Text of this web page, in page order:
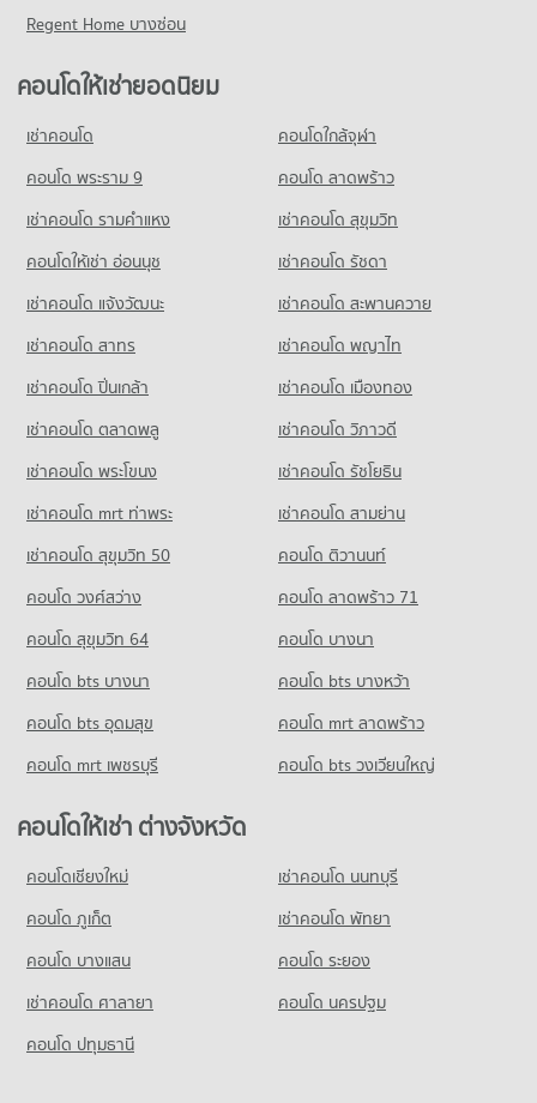
มีคอนโดให้เช่า 17,076 ประกาศ
ขายคอนโด วิทยาลัยพยาบาลเซนต์หลุยส์
มีคอนโดขาย 8,257 ประกาศ
คอนโด รร.นานาชาติโชรส์เบอรี่
มีคอนโดให้เช่า 8,780 ประกาศ
ขายคอนโด รร.นานาชาติโชรส์เบอรี่
มีคอนโดขาย 4,190 ประกาศ
401 โครงการ
คอนโดให้เช่า รร.กรุงเทพคริสเตียนวิทยาลัย
มีคอนโดขาย 8,248 ประกาศ
คอนโด รร.อัสสัมชัญพณิชยการ
402 โครงการ
คอนโดให้เช่า รร.อัสสัมชัญพณิชยการ
มีคอนโดให้เช่า 15,991 ประกาศ
ขายคอนโด รร.อัสสัมชัญพณิชยการ
คอนโด รร.พณิชยการสีลม
คอนโดให้เช่า รร.พณิชยการสีลม
มีคอนโดให้เช่า 17,512 ประกาศ
ขายคอนโด รร.พณิชยการสีลม
คอนโด รร.เซนต์เทเรซ่า
คอนโดให้เช่า รร.เซนต์เทเรซ่า
มีคอนโดให้เช่า 18,033 ประกาศ
คอนโด เซ็นทรัล สีลม
คอนโดให้เช่า เซ็นทรัล สีลม
มีคอนโดให้เช่า 11,702 ประกาศ
มีคอนโดขาย 5,416 ประกาศ
คอนโด เทสโก้โลตัส พระราม 3
754 โครงการ
คอนโดให้เช่า เทสโก้โลตัส พระราม 3
มีคอนโดให้เช่า 40,284 ประกาศ
ขายคอนโด เทสโก้โลตัส พระราม 3
มีคอนโดขาย 17,216 ประกาศ
คอนโด เทสโก้โลตัส บางปะกอก
คอนโดให้เช่า เทสโก้โลตัส บางปะกอก
มีคอนโดให้เช่า 10,928 ประกาศ
ขายคอนโด เทสโก้โลตัส บางปะกอก
มีคอนโดขาย 5,238 ประกาศ
236 โครงการ
คอนโดให้เช่า บิ๊กซี ราษฎร์บูรณะ
ขายคอนโด บิ๊กซี ราษฎร์บูรณะ
มีคอนโดขาย 2,398 ประกาศ
คอนโด บิ๊กซี ดาวคะนอง
423 โครงการ
คอนโดให้เช่า บิ๊กซี ดาวคะนอง
ขายคอนโด บิ๊กซี ดาวคะนอง
มีคอนโดขาย 6,137 ประกาศ
ขายคอนโด ถนนเจริญกรุง
มีคอนโดขาย 2,391 ประกาศ
คอนโด ถนนสาทรเหนือ
มีคอนโดให้เช่า 20,417 ประกาศ
ขายคอนโด ถนนสาทรเหนือ
มีคอนโดขาย 9,707 ประกาศ
454 โครงการ
คอนโดให้เช่า ถนนสาทรใต้
มีคอนโดขาย 9,809 ประกาศ
คอนโด เอไอเอ สาทร ทาวเวอร์
84 โครงการ
คอนโดให้เช่า เอไอเอ สาทร ทาวเวอร์
มีคอนโดให้เช่า 5,237 ประกาศ
ขายคอนโด เอไอเอ สาทร ทาวเวอร์
คอนโด อาคารไทย ซีซี ทาวเวอร์
คอนโดให้เช่า อาคารไทย ซีซี ทาวเวอร์
มีคอนโดให้เช่า 2,006 ประกาศ
มีคอนโดขาย 866 ประกาศ
คอนโด สีลม สาธร
คอนโดให้เช่า สีลม สาธร
มีคอนโดให้เช่า 12,975 ประกาศ
ขายคอนโด สีลม สาธร
มีคอนโดขาย 6,934 ประกาศ
คอนโด เอเชียทีค
คอนโดให้เช่า รพ.บางกอกเนอสซิ่งโฮม
มีคอนโดให้เช่า 44,407 ประกาศ
ขายคอนโด รพ.บางกอกเนอสซิ่งโฮม
มีคอนโดขาย 18,173 ประกาศ
คอนโด รพ.หัวเฉียว
749 โครงการ
คอนโดให้เช่า รพ.หัวเฉียว
มีคอนโดให้เช่า 36,657 ประกาศ
ขายคอนโด รพ.หัวเฉียว
มีคอนโดขาย 15,489 ประกาศ
คอนโด สถานเอกอัครราชทูตอังกฤษ
คอนโดให้เช่า สถานเอกอัครราชทูตอังกฤษ
มีคอนโดให้เช่า 8,649 ประกาศ
ขายคอนโด สถานเอกอัครราชทูตอังกฤษ
มีคอนโดขาย 3,977 ประกาศ
Regent Home บางซ่อน
คอนโดให้เช่ายอดนิยม
เช่าคอนโด
คอนโดใกล้จุฬา
คอนโด พระราม 9
คอนโด ลาดพร้าว
เช่าคอนโด รามคําแหง
เช่าคอนโด สุขุมวิท
คอนโดให้เช่า อ่อนนุช
เช่าคอนโด รัชดา
เช่าคอนโด แจ้งวัฒนะ
เช่าคอนโด สะพานควาย
เช่าคอนโด สาทร
เช่าคอนโด พญาไท
เช่าคอนโด ปิ่นเกล้า
เช่าคอนโด เมืองทอง
เช่าคอนโด ตลาดพลู
เช่าคอนโด วิภาวดี
เช่าคอนโด พระโขนง
เช่าคอนโด รัชโยธิน
เช่าคอนโด mrt ท่าพระ
เช่าคอนโด สามย่าน
เช่าคอนโด สุขุมวิท 50
คอนโด ติวานนท์
คอนโด วงศ์สว่าง
คอนโด ลาดพร้าว 71
คอนโด สุขุมวิท 64
คอนโด บางนา
คอนโด bts บางนา
คอนโด bts บางหว้า
คอนโด bts อุดมสุข
คอนโด mrt ลาดพร้าว
คอนโด mrt เพชรบุรี
คอนโด bts วงเวียนใหญ่
คอนโดให้เช่า ต่างจังหวัด
คอนโดเชียงใหม่
เช่าคอนโด นนทบุรี
คอนโด ภูเก็ต
เช่าคอนโด พัทยา
คอนโด บางแสน
คอนโด ระยอง
เช่าคอนโด ศาลายา
คอนโด นครปฐม
คอนโด ปทุมธานี